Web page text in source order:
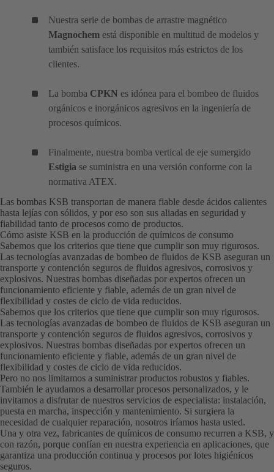
Nuestra serie de bombas de arrastre magnético
Magnochem está disponible en multitud de modelos y
también satisface los requisitos más estrictos de los
clientes.
La bomba CPKN es idónea para el bombeo de fluidos
orgánicos e inorgánicos agresivos en la ingeniería de
procesos químicos.
Finalmente, nuestra bomba vertical de eje sumergido
Estigia se suministra en una versión conforme con la
normativa ATEX.
Las bombas KSB transportan de manera fiable desde ácidos calientes
hasta lejías con sólidos, y por eso son sus aliadas en seguridad y
fiabilidad tanto de procesos como de productos.
Cómo asiste KSB en la producción de químicos de consumo
Sabemos que los criterios que tiene que cumplir son muy rigurosos.
Las tecnologías avanzadas de bombeo de fluidos de KSB aseguran un
transporte y contención seguros de fluidos agresivos, corrosivos y
explosivos. Nuestras bombas diseñadas por expertos ofrecen un
funcionamiento eficiente y fiable, además de un gran nivel de
flexibilidad y costes de ciclo de vida reducidos.
Sabemos que los criterios que tiene que cumplir son muy rigurosos.
Las tecnologías avanzadas de bombeo de fluidos de KSB aseguran un
transporte y contención seguros de fluidos agresivos, corrosivos y
explosivos. Nuestras bombas diseñadas por expertos ofrecen un
funcionamiento eficiente y fiable, además de un gran nivel de
flexibilidad y costes de ciclo de vida reducidos.
Pero no nos limitamos a suministrar productos robustos y fiables.
También le ayudamos a desarrollar procesos personalizados, y le
invitamos a disfrutar de nuestros servicios de especialista: instalación,
puesta en marcha, inspección y mantenimiento. Si surgiera la
necesidad de cualquier reparación, nosotros iríamos hasta usted.
Una y otra vez, fabricantes de químicos de consumo recurren a KSB, y
con razón, porque confían en nuestra experiencia en aplicaciones, que
garantiza una producción continua y procesos por lotes higiénicos
seguros.